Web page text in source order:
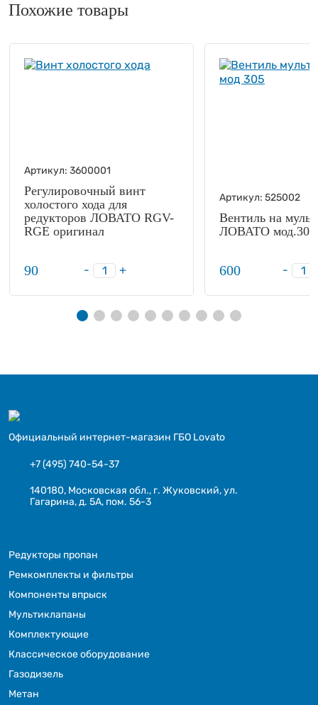
Похожие товары
Артикул: 3600001
Регулировочный винт
холостого хода для
редукторов ЛОВАТО RGV-
RGE оригинал
90 - +
Артикул: 525002
Вентиль на
ЛОВАТО мод.305
600 -
Официальный интернет-магазин ГБО Lovato
+7 (495) 740-54-37
140180, Московская обл., г. Жуковский, ул.
Гагарина, д. 5А, пом. 56-3
Редукторы пропан
Ремкомплекты и фильтры
Компоненты впрыск
Мультиклапаны
Комплектующие
Классическое оборудование
Газодизель
Метан